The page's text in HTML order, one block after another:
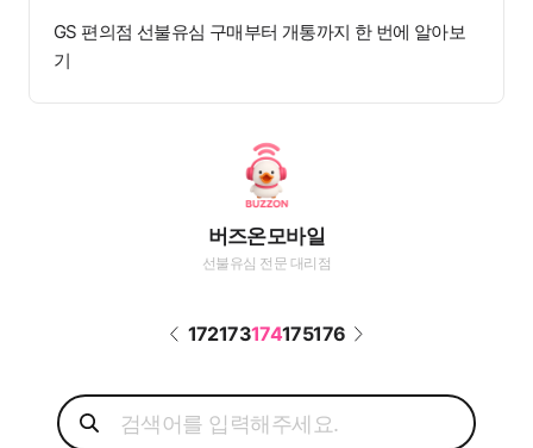
GS 편의점 선불유심 구매부터 개통까지 한 번에 알아보
기
버즈온모바일
선불유심 전문 대리점
172173174175176